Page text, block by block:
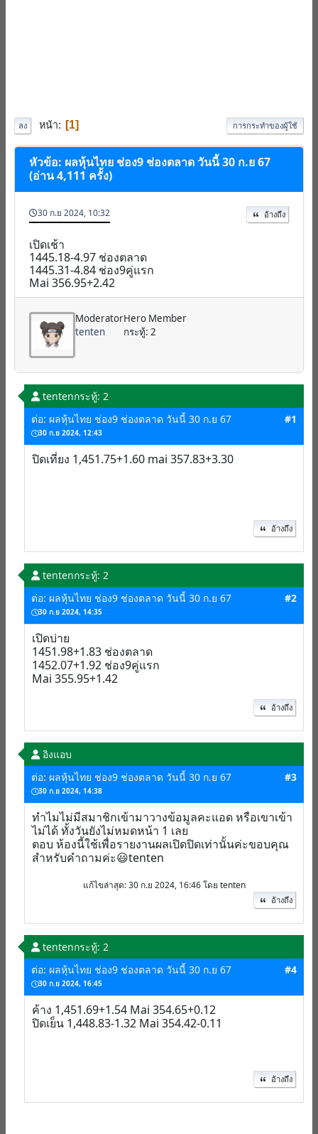
ลง หน้า 1 การกระทำของผู้ใช้
Moderator
tenten
Hero Member
กระทู้: 2
หัวข้อ: ผลหุ้นไทย ช่อง9 ช่องตลาด วันนี้ 30 ก.ย 67
(อ่าน 4,111 ครั้ง)
30 ก.ย 2024, 10:32 อ้างถึง
เปิดเช้า
1445.18-4.97 ช่องตลาด
1445.31-4.84 ช่อง9คู่แรก
Mai 356.95+2.42
tentenกระทู้: 2
ต่อ: ผลหุ้นไทย ช่อง9 ช่องตลาด วันนี้ 30 ก.ย 67
30 ก.ย 2024, 12:43
#1
ปิดเที่ยง 1,451.75+1.60 mai 357.83+3.30
อ้างถึง
tentenกระทู้: 2
ต่อ: ผลหุ้นไทย ช่อง9 ช่องตลาด วันนี้ 30 ก.ย 67
30 ก.ย 2024, 14:35
#2
เปิดบ่าย
1451.98+1.83 ช่องตลาด
1452.07+1.92 ช่อง9คู่แรก
Mai 355.95+1.42
อ้างถึง
อิงแอบ
ต่อ: ผลหุ้นไทย ช่อง9 ช่องตลาด วันนี้ 30 ก.ย 67
30 ก.ย 2024, 14:38
#3
ทำไมไม่มีสมาชิกเข้ามาวางข้อมูลคะแอด หรือเขาเข้า
ไม่ได้ ทั้งวันยังไม่หมดหน้า 1 เลย
ตอบ ห้องนี้ใช้เพื่อรายงานผลเปิดปิดเท่านั้นค่ะขอบคุณ
สำหรับคำถามค่ะ😃tenten
แก้ไขล่าสุด: 30 ก.ย 2024, 16:46 โดย tenten
อ้างถึง
tentenกระทู้: 2
ต่อ: ผลหุ้นไทย ช่อง9 ช่องตลาด วันนี้ 30 ก.ย 67
30 ก.ย 2024, 16:45
#4
ค้าง 1,451.69+1.54 Mai 354.65+0.12
ปิดเย็น 1,448.83-1.32 Mai 354.42-0.11
อ้างถึง